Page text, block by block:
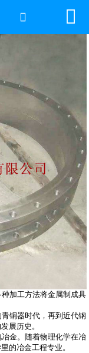
网站首页
年国际足联世界杯
闻资讯
程案例
厂容厂景
誉资质
系我们
 
加工方法将金属制成具
铜器时代，再到近代钢
展历史。
金。随着物理化学在冶
的冶金工程专业。